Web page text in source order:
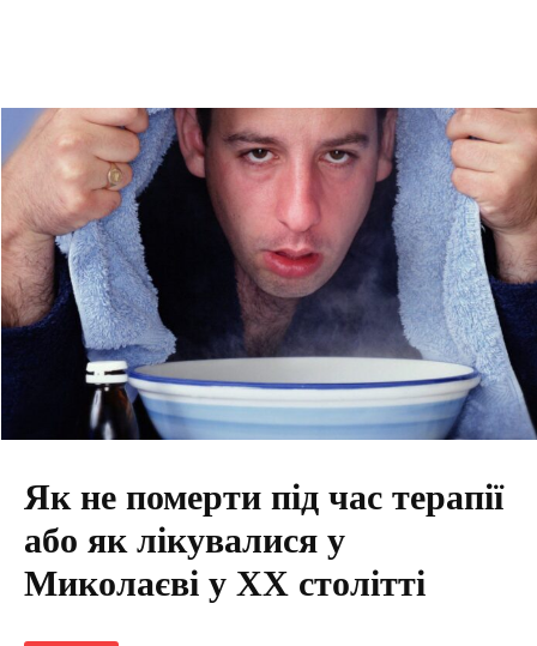
Як не померти під час терапії
або як лікувалися у
Миколаєві у ХХ столітті